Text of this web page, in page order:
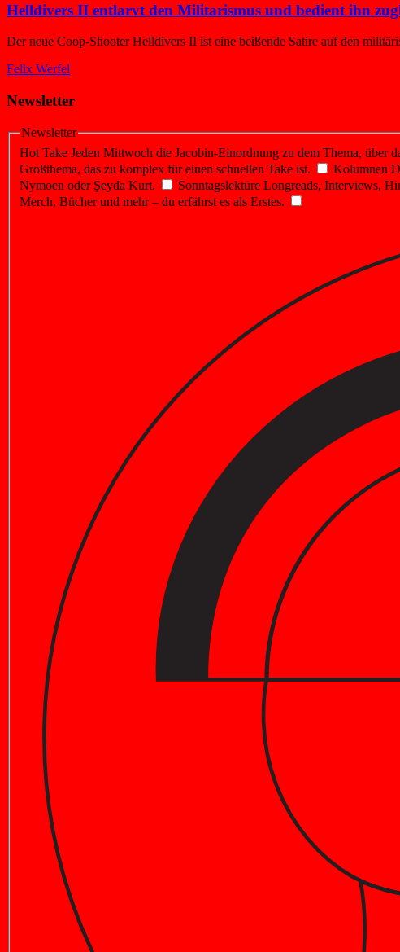
Helldivers II entlarvt den Militarismus und bedient ihn
Der neue Coop-Shooter Helldivers II ist eine beißende Satire auf den
Felix Werfel
Newsletter
Newsletter
Hot Take Jeden Mittwoch die Jacobin-Einordnung zu dem Thema, über
Großthema, das zu komplex für einen schnellen Take ist.
Kolumnen
Nymoen oder Şeyda Kurt.
Sonntagslektüre Longreads, Interviews,
Merch, Bücher und mehr – du erfährst es als Erstes.